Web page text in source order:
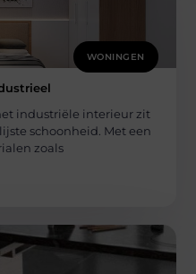
WONINGEN
industriële interieur zit
schoonheid. Met een
zoals